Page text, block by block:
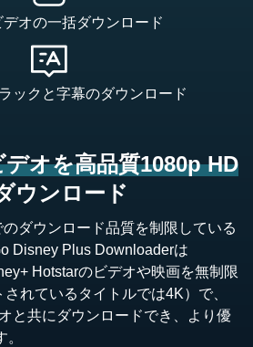
デオの一括ダウンロード
ックと字幕のダウンロード
オを高品質1080p HD
ウンロード
ダウンロード品質を制限している
Disney Plus Downloaderは
Hotstarのビデオや映画を無制限
れているタイトルでは4K）で、
と共にダウンロードでき、より優